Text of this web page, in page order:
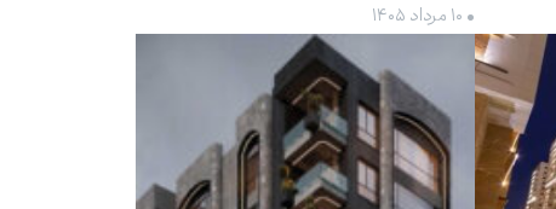
• ۱۰ مرداد ۱۴۰۵